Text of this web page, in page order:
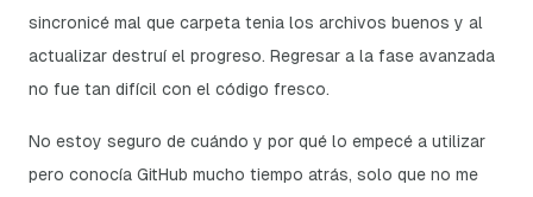
sincronicé mal que carpeta tenia los archivos buenos y al
actualizar destruí el progreso. Regresar a la fase avanzada
no fue tan difícil con el código fresco.
No estoy seguro de cuándo y por qué lo empecé a utilizar
pero conocía GitHub mucho tiempo atrás, solo que no me